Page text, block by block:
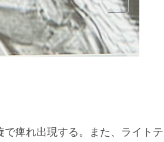
痺れ出現する。また、ライトテ